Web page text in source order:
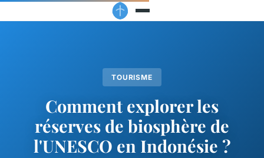
TOURISME
Comment explorer les
réserves de biosphère de
l'UNESCO en Indonésie ?